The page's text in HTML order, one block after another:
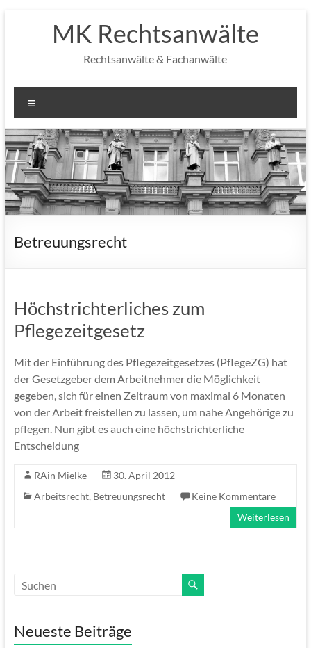
MK Rechtsanwälte
Rechtsanwälte & Fachanwälte
Betreuungsrecht
Höchstrichterliches zum
Pflegezeitgesetz
Mit der Einführung des Pflegezeitgesetzes (PflegeZG) hat
der Gesetzgeber dem Arbeitnehmer die Möglichkeit
gegeben, sich für einen Zeitraum von maximal 6 Monaten
von der Arbeit freistellen zu lassen, um nahe Angehörige zu
pflegen. Nun gibt es auch eine höchstrichterliche
Entscheidung
RAin Mielke
30. April 2012
Arbeitsrecht, Betreuungsrecht
Keine Kommentare
Weiterlesen
Neueste Beiträge